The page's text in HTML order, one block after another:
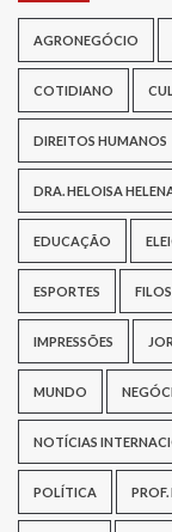
AGRONEGÓCIO
COTIDIANO
DIREITOS HUMANOS
DRA. HELOISA
EDUCAÇÃO
ESPORTES
IMPRESSÕES
MUNDO
NOTÍCIAS
POLÍTICA